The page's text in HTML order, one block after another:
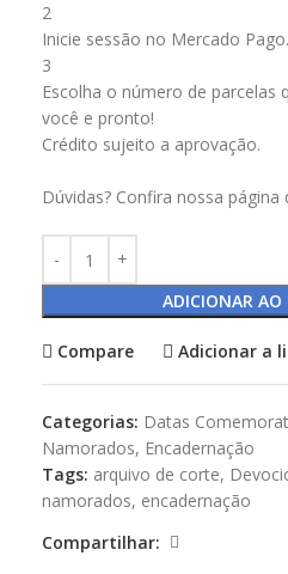
2
Inicie sessão no Mercado Pago.
3
Escolha o número de parcelas
você e pronto!
Crédito sujeito a aprovação.
Dúvidas? Confira nossa página
ADICIONAR AO
Compare Adicionar a
Categorias: Datas
Namorados, Encadernação
Tags: arquivo de corte,
namorados, encadernação
Compartilhar: